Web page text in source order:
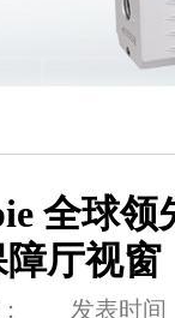
全球领
厅视窗
发表时间